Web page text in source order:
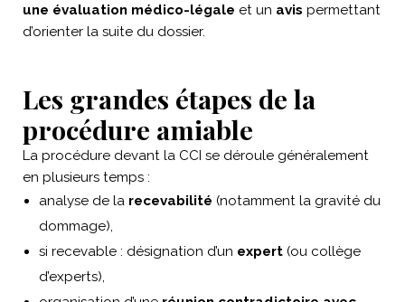
une évaluation médico-légale et un avis permettant
d’orienter la suite du dossier.
Les grandes étapes de la
procédure amiable
La procédure devant la CCI se déroule généralement
en plusieurs temps :
analyse de la recevabilité (notamment la gravité du
dommage),
si recevable : désignation d’un expert (ou collège
d’experts),